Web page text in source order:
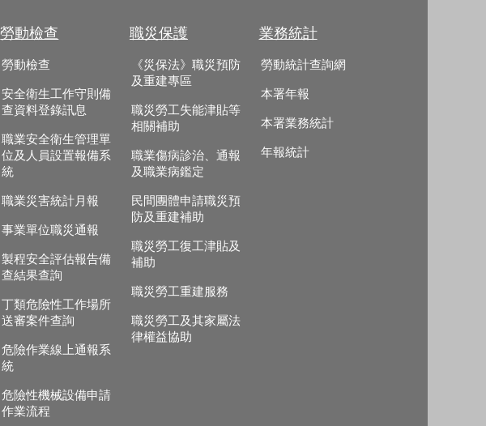
勞動檢查
勞動檢查
安全衛生工作守則備
查資料登錄訊息
職業安全衛生管理單
位及人員設置報備系
統
職業災害統計月報
事業單位職災通報
製程安全評估報告備
查結果查詢
丁類危險性工作場所
送審案件查詢
危險作業線上通報系
統
危險性機械設備申請
作業流程
職災保護
《災保法》職災預防
及重建專區
職災勞工失能津貼等
相關補助
職業傷病診治、通報
及職業病鑑定
民間團體申請職災預
防及重建補助
職災勞工復工津貼及
補助
職災勞工重建服務
職災勞工及其家屬法
律權益協助
業務統計
勞動統計查詢網
本署年報
本署業務統計
年報統計